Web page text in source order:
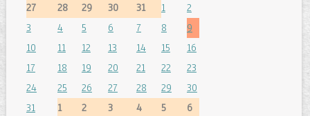
27
28 29 30 31 1
2
3
4 5 6 7 8
9
10
11 12 13 14 15
16
17
18 19 20 21 22
23
24
25 26 27 28 29
30
31
1 2 3 4 5 6